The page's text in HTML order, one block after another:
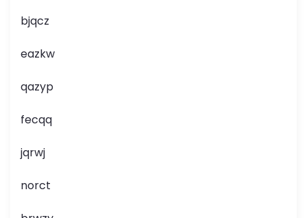
bjqcz
eazkw
qazyp
fecqq
jqrwj
norct